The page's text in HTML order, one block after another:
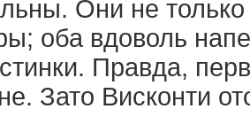
Они не
оба вдоволь
Правда,
Зато Висконти